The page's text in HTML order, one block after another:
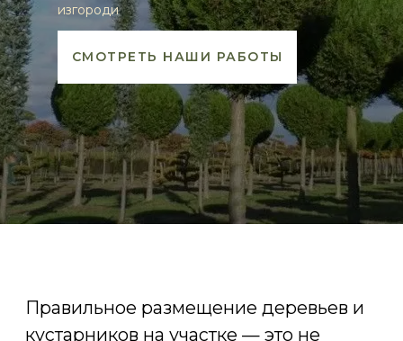
СМОТРЕТЬ НАШИ РАБОТЫ
изгороди
Правильное размещение деревьев и
кустарников на участке — это не
просто вопрос вкуса. Это основа
гармоничного, долговечного и
удобного сада. Ниже рассмотрим
виды посадок и их особенности.
ВИДЫ ПОСАДОК